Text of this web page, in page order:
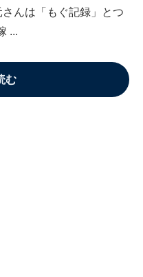
んは「もぐ記録」とつ
...
む